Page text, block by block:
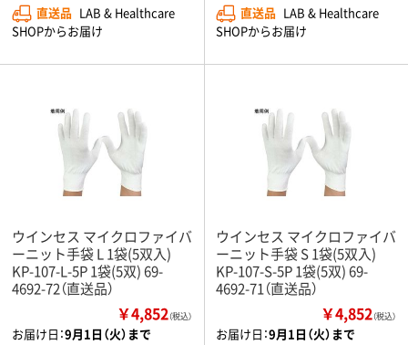
直送品 LAB & Healthcare
SHOPからお届け
直送品 LAB & Healthcare
SHOPからお届け
ウインセス マイクロファイバ
ーニット手袋 L 1袋(5双入)
KP-107-L-5P 1袋(5双) 69-
4692-72（直送品）
￥4,852（税込）
お届け日：9月1日（火）まで
ウインセス マイクロファイバ
ーニット手袋 S 1袋(5双入)
KP-107-S-5P 1袋(5双) 69-
4692-71（直送品）
￥4,852（税込）
お届け日：9月1日（火）まで